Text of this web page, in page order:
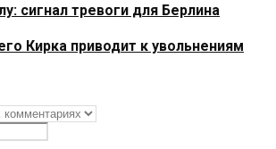
сигнал тревоги для Берлина
Кирка приводит к увольнениям